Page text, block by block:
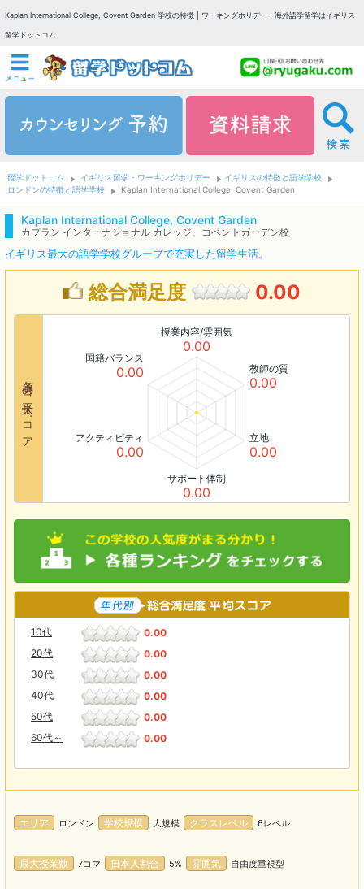
Kaplan International College, Covent Garden 学校の特徴 | ワーキングホリデー・海外語学留学はイギリス
留学ドットコム
留学ドットコム イギリス留学・ワーキングホリデー
イギリスの特徴と語学学校
ロンドンの特徴と語学学校
Kaplan International College, Covent Garden
Kaplan International College, Covent Garden
カプラン インターナショナル カレッジ、コベントガーデン校
イギリス最大の語学学校グループで充実した留学生活。
総合満足度 0.00
各項目の平均スコア
授業内容/雰囲気
0.00
教師の質
0.00
立地
0.00
サポート体制
0.00
アクティビティ
0.00
国籍バランス
0.00
10代
0.00
20代
0.00
30代
0.00
40代
0.00
50代
0.00
60代～
0.00
エリア ロンドン 学校規模 大規模 クラスレベル 6レベル
最大授業数 7コマ 日本人割合 5% 雰囲気 自由度重視型